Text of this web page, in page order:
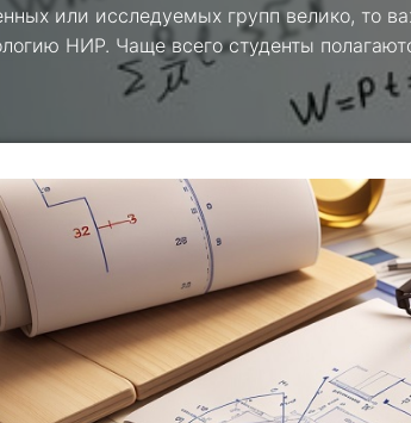
или исследуемых групп велико, то
НИР. Чаще всего студенты